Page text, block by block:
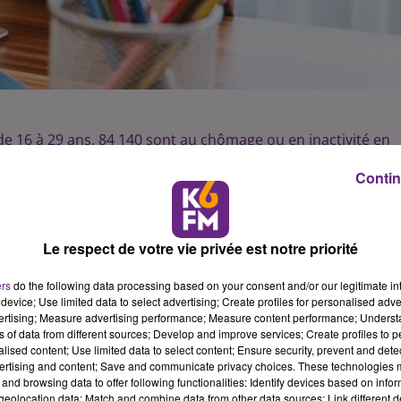
16 à 29 ans, 84 140 sont au chômage ou en inactivité en
pas sans pour autant poursuivre des études. Cette
La région se classe au 5e rang derrière la
Ce sont des régions où le marché du travail est
taux de chômage, en particulier celui des 15-24 ans, est
trouver un premier travail et accéder
les jeunes sortis précocement du système éducatif.
d’investissement dans les compétences. Leurs
de vie à une période où ils cherchent leur
leur mise en couple, l’arrivée d’un premier enfant.
ou peu diplômés
la plupart étant encore en études. Dans la région,
Le respect de votre vie privée est notre priorité
do the following data processing based on your consent and/or our legitimate
Use limited data to select advertising; Create profiles for personalised
Measure advertising performance; Measure content performance;
of data from different sources; Develop and improve services; Create profiles to
content; Use limited data to select content; Ensure security, prevent and
and content; Save and communicate privacy choices. These technologies
browsing data to offer following functionalities: Identify devices based on
data; Match and combine data from other data sources; Link different